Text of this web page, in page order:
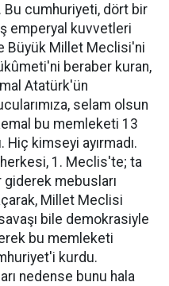
Bu cumhuriyeti, dört bir
emperyal kuvvetleri
Büyük Millet Meclisi'ni
beraber kuran,
Atatürk'ün
selam olsun
bu memleketi 13
kimseyi ayırmadı.
1. Meclis'te; ta
giderek mebusları
Millet Meclisi
bile demokrasiyle
bu memleketi
kurdu.
nedense bunu hala